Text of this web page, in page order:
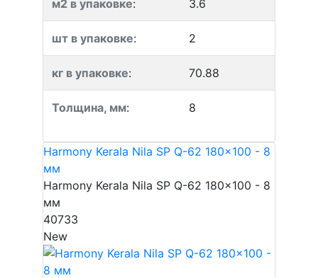
м2 в упаковке: 3.6
шт в упаковке: 2
кг в упаковке: 70.88
Толщина, мм: 8
Harmony Kerala Nila SP Q-62 180x100 - 8
мм
Harmony Kerala Nila SP Q-62 180x100 - 8
мм
40733
New